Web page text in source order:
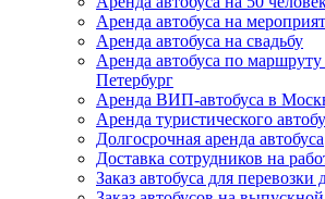
Аренда автобуса на
Аренда автобуса на свадьбу
Аренда автобуса по
Петербург
Аренда ВИП-автобуса в
Аренда туристического
Долгосрочная аренда автобуса
Доставка сотрудников на
Заказ автобуса для перевозки